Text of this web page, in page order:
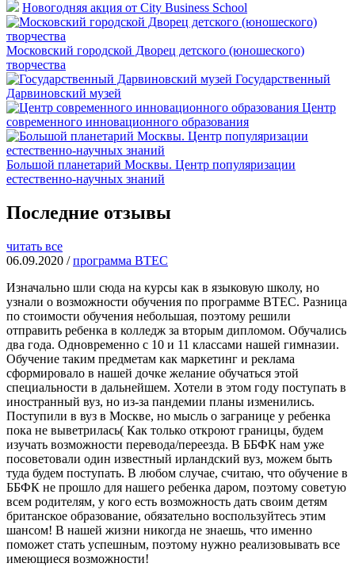
Новогодняя акция от City Business School
Московский городской Дворец детского (юношеского)
творчества
Государственный
Дарвиновский музей
Центр
современного инновационного образования
Большой планетарий Москвы. Центр популяризации
естественно-научных знаний
Последние отзывы
читать все
06.09.2020 /программа BTEC
Изначально шли сюда на курсы как в языковую школу, но
узнали о возможности обучения по программе BTEC. Разница
по стоимости обучения небольшая, поэтому решили
отправить ребенка в колледж за вторым дипломом. Обучались
два года. Одновременно с 10 и 11 классами нашей гимназии.
Обучение таким предметам как маркетинг и реклама
сформировало в нашей дочке желание обучаться этой
специальности в дальнейшем. Хотели в этом году поступать в
иностранный вуз, но из-за пандемии планы изменились.
Поступили в вуз в Москве, но мысль о загранице у ребенка
пока не выветрилась( Как только откроют границы, будем
изучать возможности перевода/переезда. В ББФК нам уже
посоветовали один известный ирландский вуз, можем быть
туда будем поступать. В любом случае, считаю, что обучение в
ББФК не прошло для нашего ребенка даром, поэтому советую
всем родителям, у кого есть возможность дать своим детям
британское образование, обязательно воспользуйтесь этим
шансом! В нашей жизни никогда не знаешь, что именно
поможет стать успешным, поэтому нужно реализовывать все
имеющиеся возможности!